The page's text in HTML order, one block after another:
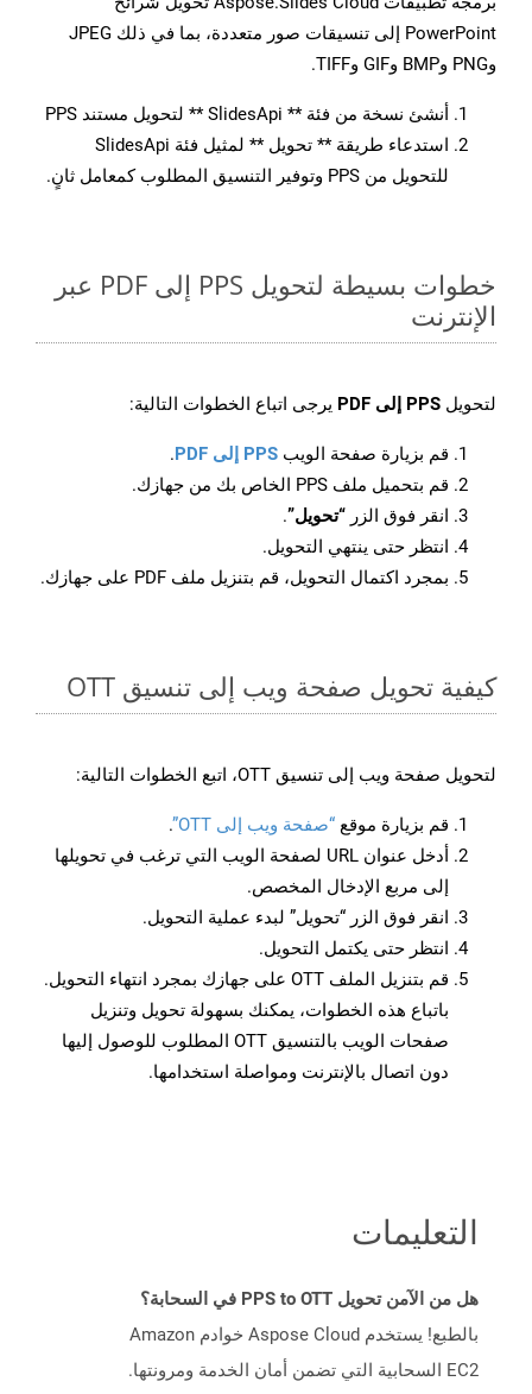
PowerPoint إلى تنسيقات صور متعددة، بما في ذلك JPEG
وPNG وBMP وGIF وTIFF.
أنشئ نسخة من فئة ** SlidesApi ** لتحويل مستند PPS
استدعاء طريقة ** تحويل ** لمثيل فئة SlidesApi
للتحويل من PPS وتوفير التنسيق المطلوب كمعامل ثانٍ.
خطوات بسيطة لتحويل PPS إلى PDF عبر
الإنترنت
لتحويل PPS إلى PDF يرجى اتباع الخطوات التالية:
قم بزيارة صفحة الويب PPS إلى PDF
.
قم بتحميل ملف PPS الخاص بك من جهازك.
انقر فوق الزر “تحويل”.
انتظر حتى ينتهي التحويل.
بمجرد اكتمال التحويل، قم بتنزيل ملف PDF على جهازك.
كيفية تحويل صفحة ويب إلى تنسيق OTT
لتحويل صفحة ويب إلى تنسيق OTT، اتبع الخطوات التالية:
قم بزيارة موقع “صفحة ويب إلى OTT”
.
أدخل عنوان URL لصفحة الويب التي ترغب في تحويلها
إلى مربع الإدخال المخصص.
انقر فوق الزر “تحويل” لبدء عملية التحويل.
انتظر حتى يكتمل التحويل.
قم بتنزيل الملف OTT على جهازك بمجرد انتهاء التحويل.
باتباع هذه الخطوات، يمكنك بسهولة تحويل وتنزيل
صفحات الويب بالتنسيق OTT المطلوب للوصول إليها
دون اتصال بالإنترنت ومواصلة استخدامها.
التعليمات
هل من الآمن تحويل PPS to OTT في السحابة؟
بالطبع! يستخدم Aspose Cloud خوادم Amazon
EC2 السحابية التي تضمن أمان الخدمة ومرونتها.